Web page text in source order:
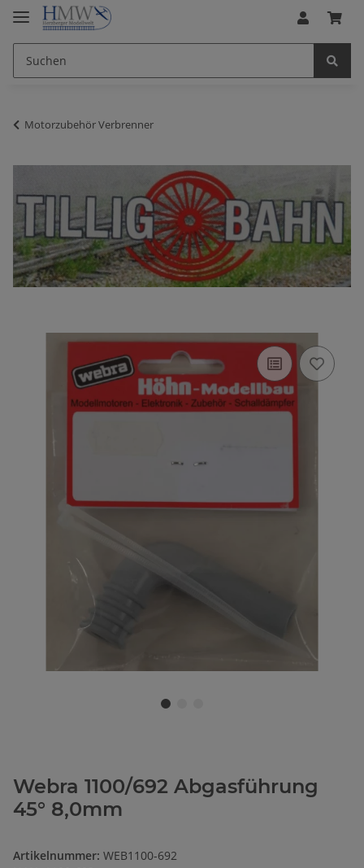
Motorzubehör Verbrenner
Webra 1100/692 Abgasführung
45° 8,0mm
Artikelnummer: WEB1100-692